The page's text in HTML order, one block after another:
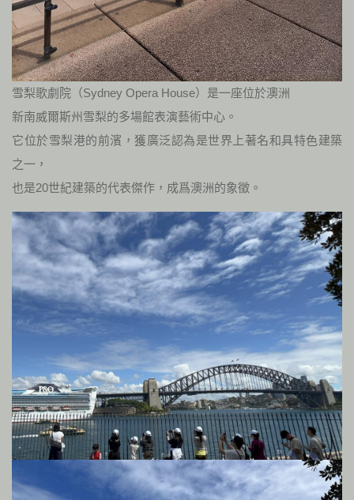
雪梨歌劇院（Sydney Opera House）是一座位於澳洲
新南威爾斯州雪梨的多場館表演藝術中心。
它位於雪梨港的前濱，獲廣泛認為是世界上著名和具特色建築
之一，
也是20世紀建築的代表傑作，成爲澳洲的象徵。